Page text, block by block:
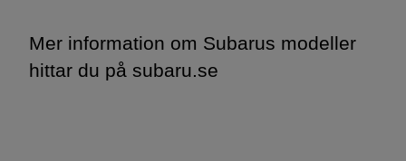
​​​​​​​Mer information om Subarus modeller
hittar du på subaru.se